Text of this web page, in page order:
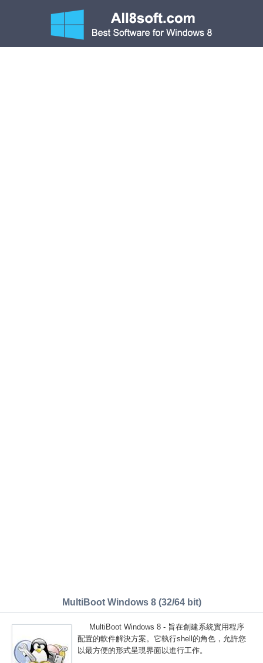
MultiBoot Windows 8 (32/64 bit)
MultiBoot Windows 8 - 旨在創建系統實用程序
配置的軟件解決方案。它執行shell的角色，允許您
以最方便的形式呈現界面以進行工作。